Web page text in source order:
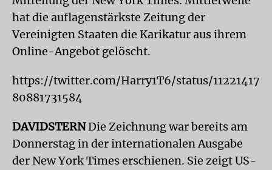
hat die auflagenstärkste Zeitung der
Vereinigten Staaten die Karikatur aus ihrem
Online-Angebot gelöscht.
https://twitter.com/Harry1T6/status/11221417
80881731584
DAVIDSTERNDie Zeichnung war bereits am
Donnerstag in der internationalen Ausgabe
der New York Times erschienen. Sie zeigt US-